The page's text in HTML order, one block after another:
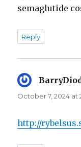
semaglutide
Reply
October 7, 2024 at
http://